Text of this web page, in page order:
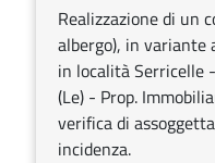
Realizzazione di un
albergo), in variante
in località Serricelle
(Le) - Prop.
verifica di
incidenza.